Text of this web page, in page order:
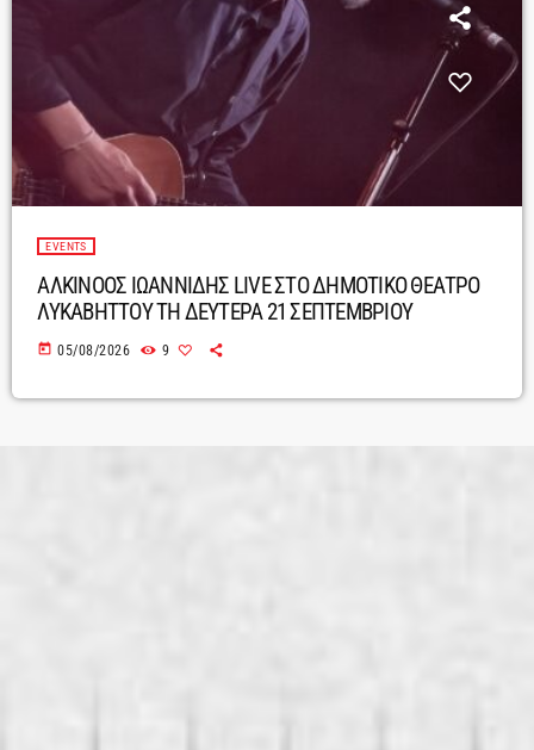
EVENTS
ΑΛΚΙΝΟΟΣ ΙΩΑΝΝΙΔΗΣ LIVE ΣΤΟ ΔΗΜΟΤΙΚΟ ΘΕΑΤΡΟ
ΛΥΚΑΒΗΤΤΟΥ ΤΗ ΔΕΥΤΕΡΑ 21 ΣΕΠΤΕΜΒΡΙΟΥ
today 05/08/2026 9